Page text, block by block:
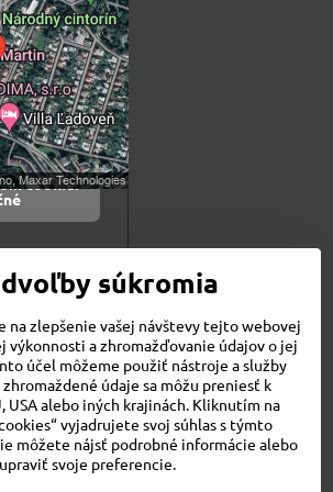
obsah?
-
cookie:
súkromia
na zlepšenie vašej návštevy tejto webovej
výkonnosti a zhromažďovanie údajov o jej
účel môžeme použiť nástroje a služby
údaje sa môžu preniesť k
USA alebo iných krajinách. Kliknutím na
vyjadrujete svoj súhlas s týmto
môžete nájsť podrobné informácie alebo
upraviť svoje preferencie.